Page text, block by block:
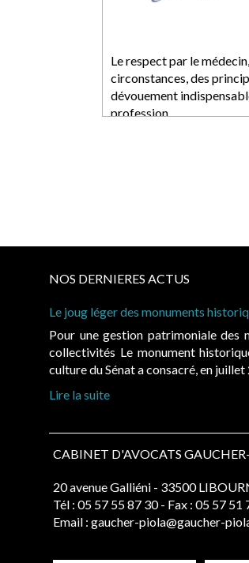
Le respect par le
circonstances, des
dévouement
profession
NOS DERNIERES ACTUS
Le joug léger des monuments
Pour une gestion patrimoniale des
collectivités Le monument
culture du Sénat a consacré, en
Lire la suite
CABINET D'AVOCATS
20 avenue Galliéni - 33500
Tél : 05 57 55 87 30 - Fax : 05 57 51
Email : gaucher-piola@gaucher-